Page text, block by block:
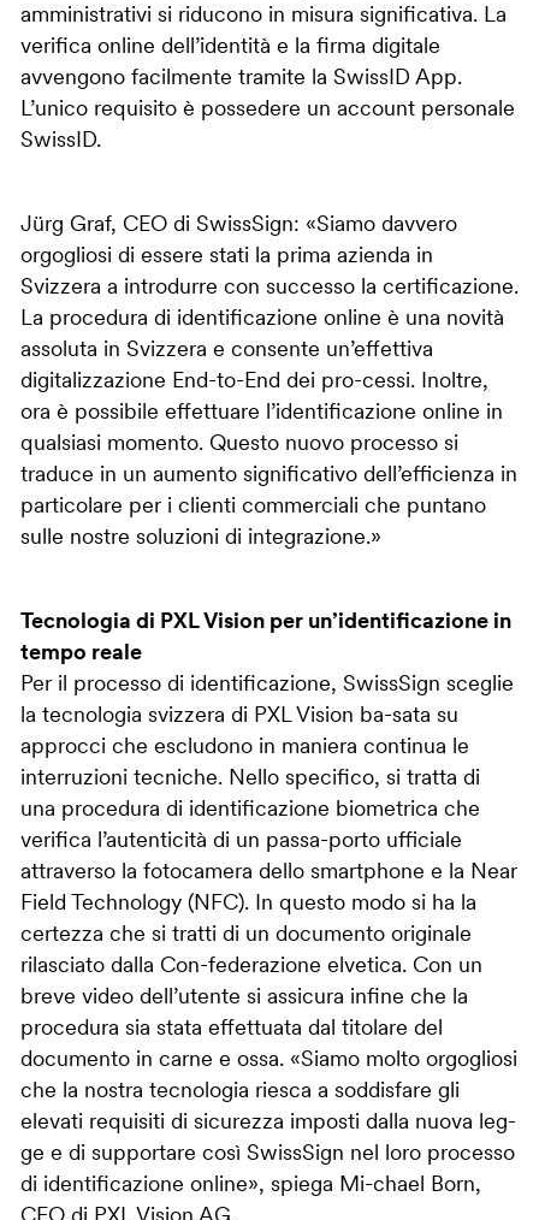
amministrativi si riducono in misura significativa. La
verifica online dell’identità e la firma digitale
avvengono facilmente tramite la SwissID App.
L’unico requisito è possedere un account personale
SwissID.
Jürg Graf, CEO di SwissSign: «Siamo davvero
orgogliosi di essere stati la prima azienda in
Svizzera a introdurre con successo la certificazione.
La procedura di identificazione online è una novità
assoluta in Svizzera e consente un’effettiva
digitalizzazione End-to-End dei pro-cessi. Inoltre,
ora è possibile effettuare l’identificazione online in
qualsiasi momento. Questo nuovo processo si
traduce in un aumento significativo dell’efficienza in
particolare per i clienti commerciali che puntano
sulle nostre soluzioni di integrazione.»
Tecnologia di PXL Vision per un’identificazione in
tempo reale
Per il processo di identificazione, SwissSign sceglie
la tecnologia svizzera di PXL Vision ba-sata su
approcci che escludono in maniera continua le
interruzioni tecniche. Nello specifico, si tratta di
una procedura di identificazione biometrica che
verifica l’autenticità di un passa-porto ufficiale
attraverso la fotocamera dello smartphone e la Near
Field Technology (NFC). In questo modo si ha la
certezza che si tratti di un documento originale
rilasciato dalla Con-federazione elvetica. Con un
breve video dell’utente si assicura infine che la
procedura sia stata effettuata dal titolare del
documento in carne e ossa. «Siamo molto orgogliosi
che la nostra tecnologia riesca a soddisfare gli
elevati requisiti di sicurezza imposti dalla nuova leg-
ge e di supportare così SwissSign nel loro processo
di identificazione online», spiega Mi-chael Born,